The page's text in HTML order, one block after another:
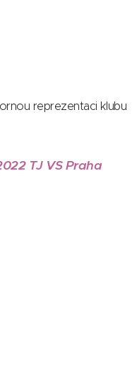
reprezentaci klubu
TJ VS Praha